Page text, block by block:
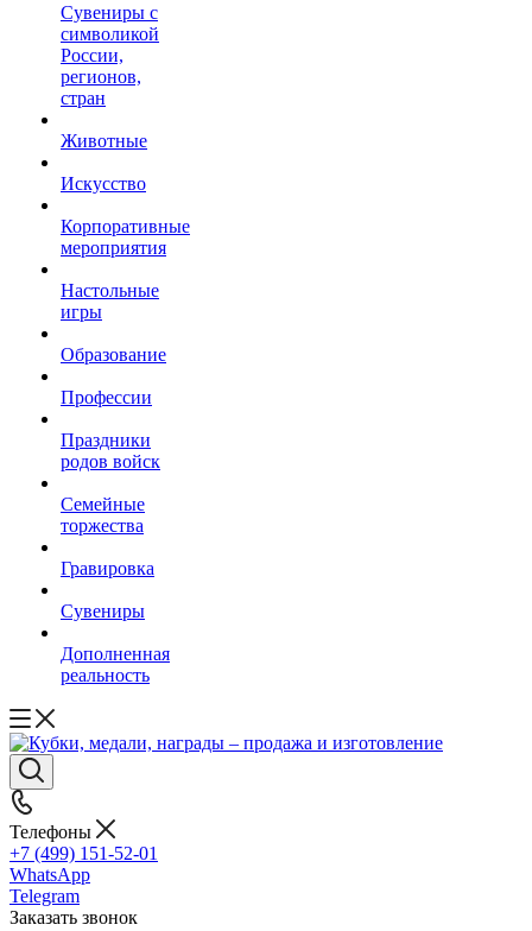
Сувениры с
символикой
России,
регионов,
стран
Животные
Искусство
Корпоративные
мероприятия
Настольные
игры
Образование
Профессии
Праздники
родов войск
Семейные
торжества
Гравировка
Сувениры
Дополненная
реальность
Телефоны
+7 (499) 151-52-01
WhatsApp
Telegram
Заказать звонок